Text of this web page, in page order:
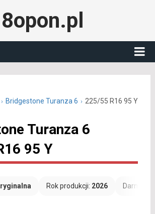
8opon.pl
Bridgestone Turanza 6 225/55 R16 95 Y
Turanza 6
95 Y
Rok produkcji: 2026